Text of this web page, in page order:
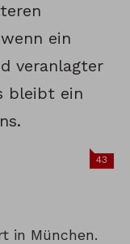
ein
veranlagter
bleibt ein
43
in München.